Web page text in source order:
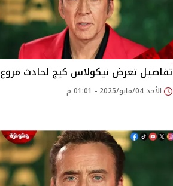
تفاصيل تعرض نيكولاس كيج لحادث مروع
الأحد 04/مايو/2025 - 01:01 م